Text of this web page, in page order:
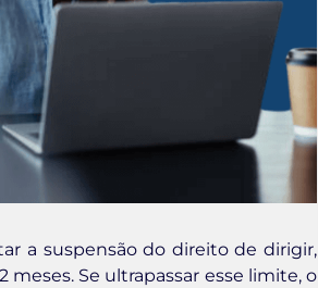
a suspensão do direito de dirigir,
Se ultrapassar esse limite, o